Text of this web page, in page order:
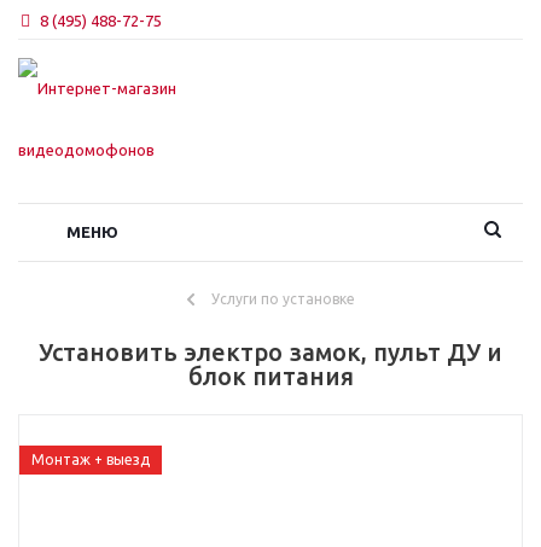
8 (495) 488-72-75
МЕНЮ
Услуги по установке
Установить электро замок, пульт ДУ и
блок питания
Монтаж + выезд